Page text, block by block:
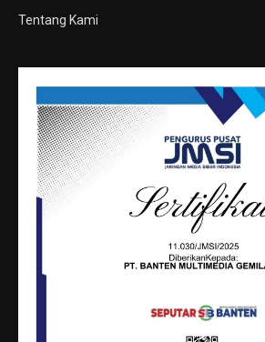
Tentang Kami